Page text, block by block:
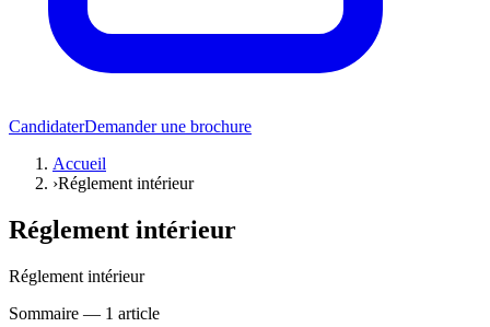
CandidaterDemander une brochure
Accueil
›Réglement intérieur
Réglement intérieur
Réglement intérieur
Sommaire — 1 article